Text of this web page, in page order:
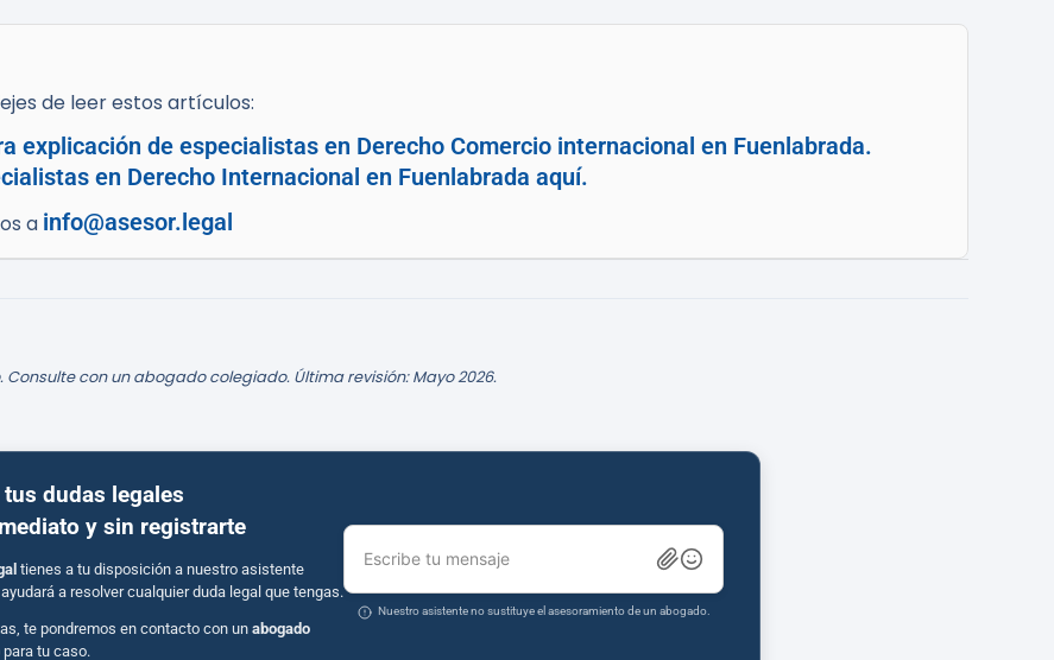
de leer estos artículos:
explicación de especialistas en Derecho Comercio internacional en Fuenlabrada.
en Derecho Internacional en Fuenlabrada aquí.
a info@asesor.legal
con un abogado colegiado. Última revisión: Mayo 2026.
tus dudas legales
y sin registrarte
tienes a tu disposición a nuestro asistente
a resolver cualquier duda legal que tengas.
te pondremos en contacto con un abogado
para tu caso.
Escribe tu mensaje
Nuestro asistente no sustituye el asesoramiento de un abogado.